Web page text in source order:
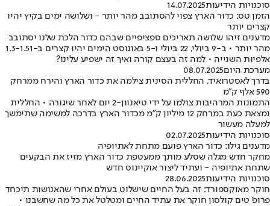
סוכנויות הידיעות14.07.2025
הזמן טס: כדור הארץ צפוי להסתובב מהר יותר - ושלושה ימים בקיץ יהיו
קצרים יותר
מדענים זיהו שלושה תאריכים ספציפיים שבהם כדור הלכת שלנו יסתובב
מהר יותר • ב-9 ביולי, 22 ביולי ו-5 באוגוסט הימים יהיו קצרים ב-1.3-1.51
אלפיות השנייה • למה זה בעצם קורה ואיך זה ישפיע עלינו?
מערכת היום08.07.2025
בדרך לאסטרואיד, החללית הסינית צילמה את כדור הארץ והירח ממרחק
590 אלף ק"מ
התמונות המרהיבות צולמו על ידי טיאנוון-2 יום לאחר שיגורה • החללית
נמצאת כעת במרחק 12 מיליון ק"מ מכדור הארץ בדרכה למשימה שתימשך
למעלה מעשור
סוכנויות הידיעות02.07.2025
מדענים גילו: כדור הארץ פועם מתחת לאתיופיה
מחקר חדש מגלה שסלע מותך ממעטפת כדור הארץ מזיז את הבקעים
שתחת אתיופיה - ועתיד ליצור אוקיינוס חדש
סוכנויות הידיעות28.06.2025
חוקר מאוקספורד: זה בעל החיים שישלוט בעולם אחרי שהאנושות תיכחד
פרופ' טים קולסון חוקר את עתיד החיים ומטלטל את כל מה שחשבנו •